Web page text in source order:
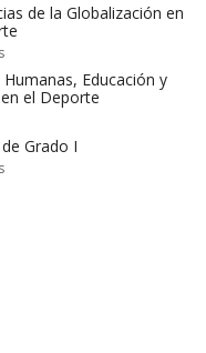
de la Globalización en
Humanas, Educación y
el Deporte
Grado I